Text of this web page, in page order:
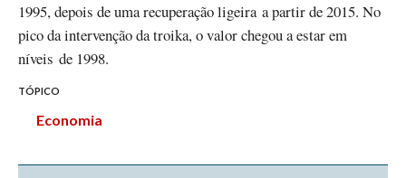
1995, depois de uma recuperação ligeira a partir de 2015. No
pico da intervenção da troika, o valor chegou a estar em
níveis de 1998.
TÓPICO
Economia